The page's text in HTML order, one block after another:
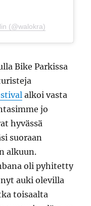
(@walokra)
Bike Parkissa
alkoi vasta
jo
hyvässä
suoraan
alkuun.
oli pyhitetty
auki olevilla
toisaalta